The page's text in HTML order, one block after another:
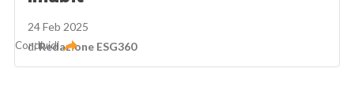
24 Feb 2025
diRedazione ESG360
Condividi